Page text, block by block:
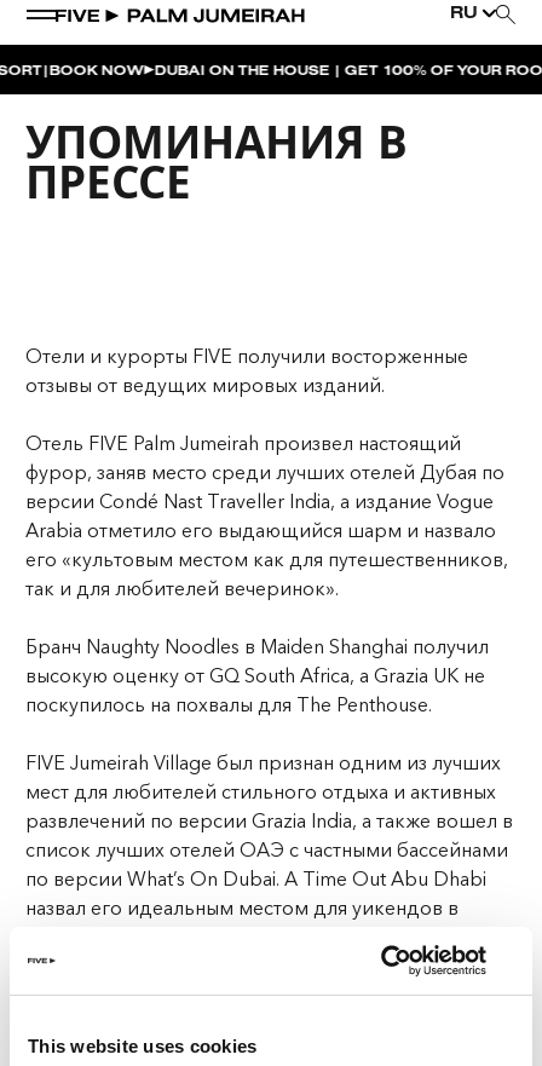
This website uses cookies
RU
|BOOK NOW DUBAI ON THE HOUSE | GET 100% OF YOUR
УПОМИНАНИЯ В
ПРЕССЕ
Отели и курорты FIVE получили восторженные
отзывы от ведущих мировых изданий.
Отель FIVE Palm Jumeirah произвел настоящий
фурор, заняв место среди лучших отелей Дубая по
версии Condé Nast Traveller India, а издание Vogue
Arabia отметило его выдающийся шарм и назвало
его «культовым местом как для путешественников,
так и для любителей вечеринок».
Бранч Naughty Noodles в Maiden Shanghai получил
высокую оценку от GQ South Africa, а Grazia UK не
поскупилось на похвалы для The Penthouse.
FIVE Jumeirah Village был признан одним из лучших
мест для любителей стильного отдыха и активных
развлечений по версии Grazia India, а также вошел в
список лучших отелей ОАЭ с частными бассейнами
по версии What’s On Dubai. А Time Out Abu Dhabi
назвал его идеальным местом для уикендов в
Открытие FIVE LUXE получило восторженные
Arabia, а Visit Dubai включил отель в список лучших